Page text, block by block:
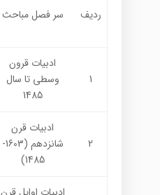
ردیف سر فصل مباحث
1
ادبیات قرون
وسطی تا سال
1485
2
ادبیات قرن
شانزدهم (1603-
1485)